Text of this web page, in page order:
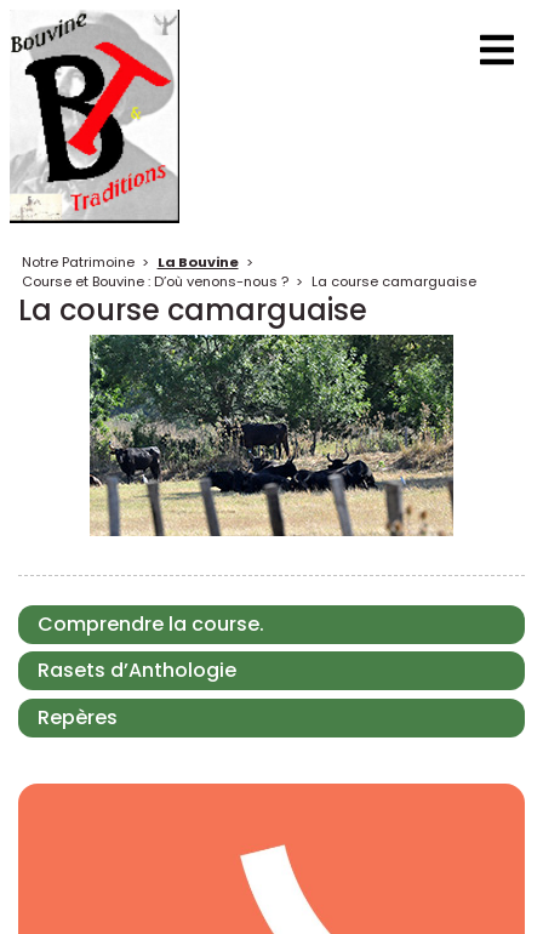
Notre Patrimoine > La Bouvine >
Course et Bouvine : D’où venons-nous ? > La course camarguaise
La course camarguaise
Comprendre la course.
Rasets d’Anthologie
Repères